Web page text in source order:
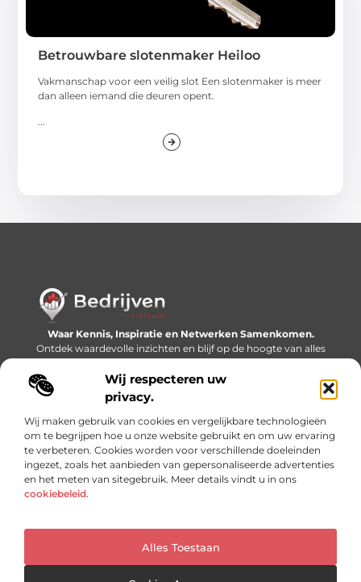
Wij respecteren uw
privacy.
Wij maken gebruik van cookies en vergelijkbare technologieën
om te begrijpen hoe u onze website gebruikt en om uw ervaring
te verbeteren. Cookies worden voor verschillende doeleinden
ingezet, zoals het aanbieden van gepersonaliseerde advertenties
en het meten van sitegebruik. Meer details vindt u in ons
cookiebeleid.
Alles Toestaan
Betrouwbare slotenmaker Heiloo
Vakmanschap voor een veilig slot Een slotenmaker is meer
dan alleen iemand die deuren opent.
Waar Kennis, Inspiratie en Netwerken Samenkomen.
Ontdek waardevolle inzichten en blijf op de hoogte van alles
wat er speelt in de wereld.
Bericht categorie
Onze informatie
@2025 www.bedrijventrefpunt.nl. All Right Reserved.